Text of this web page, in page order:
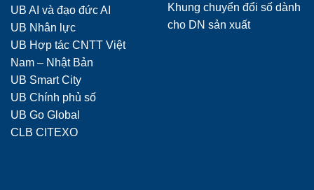
UB AI và đạo đức AI
UB Nhân lực
UB Hợp tác CNTT Việt
Nam – Nhật Bản
UB Smart City
UB Chính phủ số
UB Go Global
CLB CITEXO
Khung chuyển đổi số dành
cho DN sản xuất